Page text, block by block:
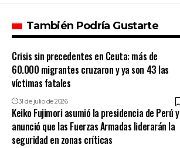
También Podría Gustarte
Crisis sin precedentes en Ceuta: más de
60.000 migrantes cruzaron y ya son 43 las
víctimas fatales
31 de julio de 2026
Keiko Fujimori asumió la presidencia de Perú y
anunció que las Fuerzas Armadas liderarán la
seguridad en zonas críticas